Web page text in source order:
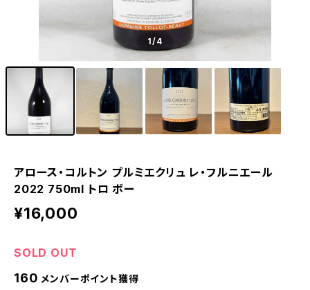
1/4
アロース・コルトン プルミエクリュ レ・フルニエール
2022 750ml トロ ボー
¥16,000
SOLD OUT
160 メンバーポイント獲得